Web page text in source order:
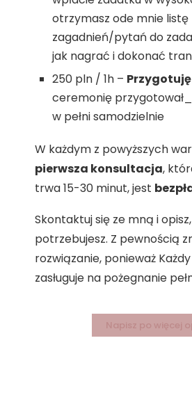
otrzymasz ode mnie listę
zagadnień/pytań do
jak nagrać i dokonać
250 pln / 1h –
ceremonię przygotował_
w pełni samodzielnie
W każdym z powyższych
pierwsza konsultacja,
trwa 15-30 minut, jest
Skontaktuj się ze mną i
potrzebujesz. Z pewnością
rozwiązanie, ponieważ Każdy
zasługuje na pożegnanie
Napisz po więcej